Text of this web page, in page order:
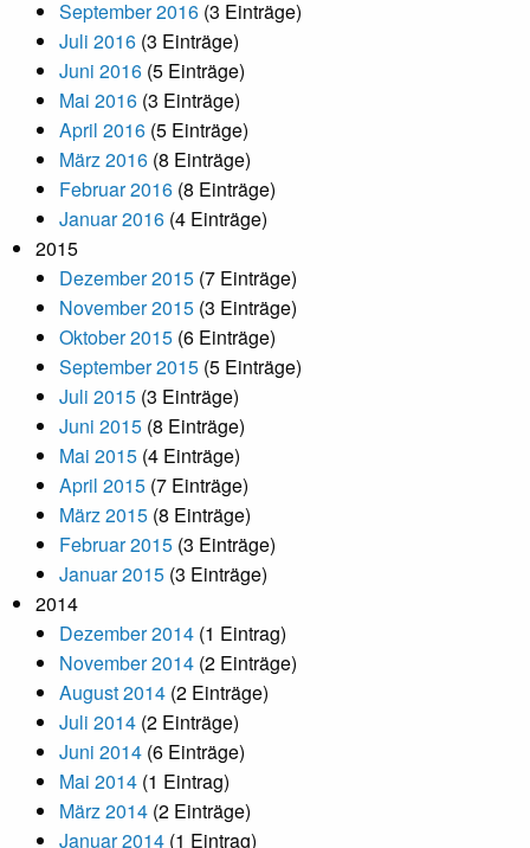
September 2016 (3 Einträge)
Juli 2016 (3 Einträge)
Juni 2016 (5 Einträge)
Mai 2016 (3 Einträge)
April 2016 (5 Einträge)
März 2016 (8 Einträge)
Februar 2016 (8 Einträge)
Januar 2016 (4 Einträge)
2015
Dezember 2015 (7 Einträge)
November 2015 (3 Einträge)
Oktober 2015 (6 Einträge)
September 2015 (5 Einträge)
Juli 2015 (3 Einträge)
Juni 2015 (8 Einträge)
Mai 2015 (4 Einträge)
April 2015 (7 Einträge)
März 2015 (8 Einträge)
Februar 2015 (3 Einträge)
Januar 2015 (3 Einträge)
2014
Dezember 2014 (1 Eintrag)
November 2014 (2 Einträge)
August 2014 (2 Einträge)
Juli 2014 (2 Einträge)
Juni 2014 (6 Einträge)
Mai 2014 (1 Eintrag)
März 2014 (2 Einträge)
Januar 2014 (1 Eintrag)